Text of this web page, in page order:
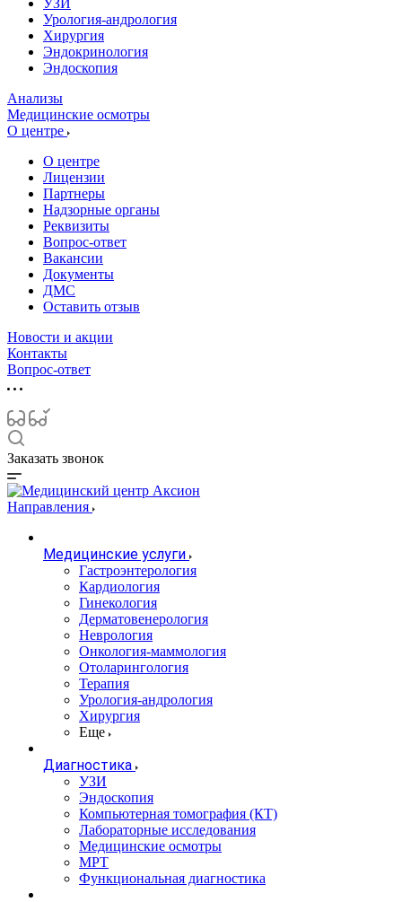
УЗИ
Урология-андрология
Хирургия
Эндокринология
Эндоскопия
Анализы
Медицинские осмотры
О центре
О центре
Лицензии
Партнеры
Надзорные органы
Реквизиты
Вопрос-ответ
Вакансии
Документы
ДМС
Оставить отзыв
Новости и акции
Контакты
Вопрос-ответ
Заказать звонок
Направления
Медицинские услуги
Гастроэнтерология
Кардиология
Гинекология
Дерматовенерология
Неврология
Онкология-маммология
Отоларингология
Терапия
Урология-андрология
Хирургия
Еще
Диагностика
УЗИ
Эндоскопия
Компьютерная томография (КТ)
Лабораторные исследования
Медицинские осмотры
МРТ
Функциональная диагностика